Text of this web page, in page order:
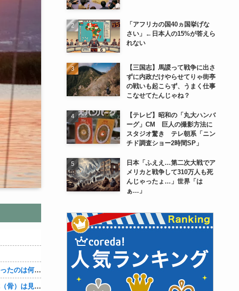
３～１５世紀に文明が発展しなかったのは何故か？
なぜ本能寺の変で織田信長の遺体（骨）は見つからなかったのか
「アフリカの国40ヵ国挙げな
さい」←日本人の15%が答えら
れない
【三国志】馬謖って戦争に出さ
ずに内政だけやらせてりゃ街亭
の戦いも起こらず、うまく仕事
こなせてたんじゃね？
【テレビ】昭和の「丸大ハンバ
ーグ」CM 巨人の撮影方法に
スタジオ驚き テレ朝系「ニン
チド調査ショー2時間SP」
日本「ふええ…第二次大戦でア
メリカと戦争して310万人も死
んじゃったょ…」世界「は
ぁ…」